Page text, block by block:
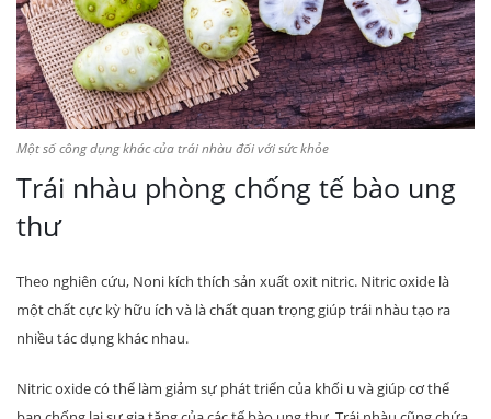
Một số công dụng khác của trái nhàu đối với sức khỏe
Trái nhàu phòng chống tế bào ung
thư
Theo nghiên cứu, Noni kích thích sản xuất oxit nitric. Nitric oxide là
một chất cực kỳ hữu ích và là chất quan trọng giúp trái nhàu tạo ra
nhiều tác dụng khác nhau.
Nitric oxide có thể làm giảm sự phát triển của khối u và giúp cơ thể